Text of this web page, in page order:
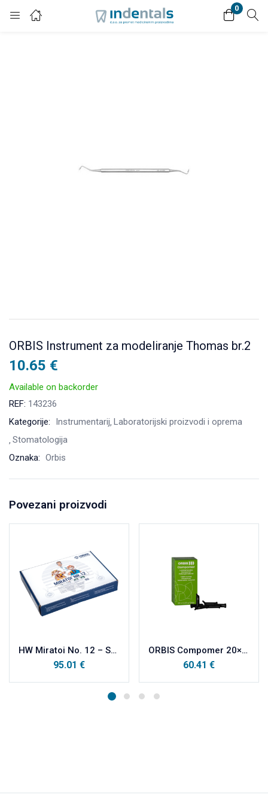
0
Login
ORBIS Instrument za modeliranje Thomas br.2
10.65 €
Available on backorder
REF: 143236
Kategorije:
Instrumentarij Laboratorijski proizvodi i oprema
Stomatologija
Oznaka: Orbis
Povezani proizvodi
HW Miratoi No. 12 – SET MEDALJA+DIPLOME ZA HRABROST 50 kom
95.01 €
ORBIS Compomer 20×0,25g A3
60.41 €